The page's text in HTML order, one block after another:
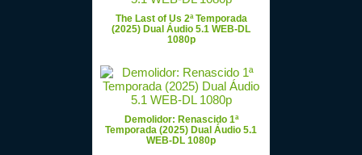
The Last of Us 2ª Temporada
(2025) Dual Áudio 5.1 WEB-DL
1080p
Demolidor: Renascido 1ª
Temporada (2025) Dual Áudio 5.1
WEB-DL 1080p